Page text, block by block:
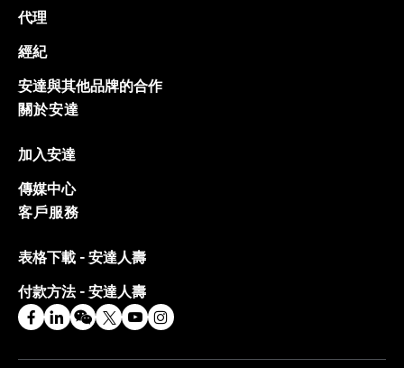
代理
經紀
安達與其他品牌的合作
關於安達
加入安達
傳媒中心
客戶服務
表格下載 - 安達人壽
付款方法 - 安達人壽